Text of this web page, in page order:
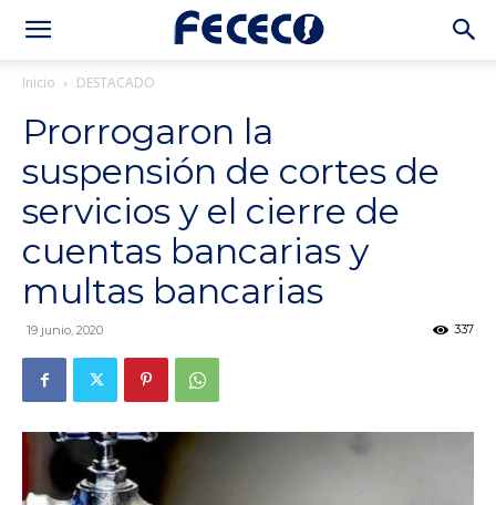
Inicio DESTACADO
Prorrogaron la
suspensión de cortes de
servicios y el cierre de
cuentas bancarias y
multas bancarias
19 junio, 2020 337